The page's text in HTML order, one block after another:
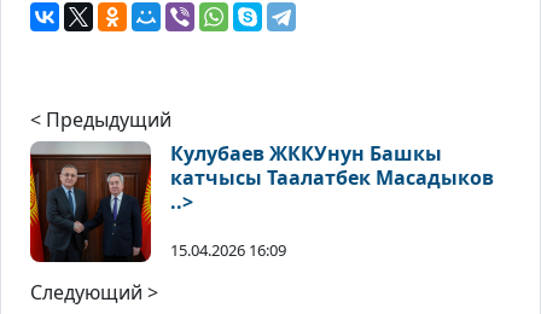
< Предыдущий
Кулубаев ЖККУнун Башкы
катчысы Таалатбек Масадыков
..>
15.04.2026 16:09
Следующий >